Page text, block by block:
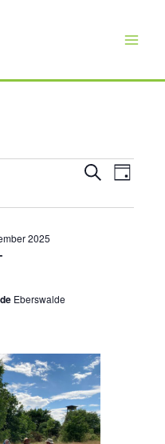
Such-
Suche
Tag
2025
Eberswalde